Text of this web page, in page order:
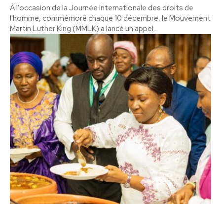
À l'occasion de la Journée internationale des droits de
l'homme, commémoré chaque 10 décembre, le Mouvement
Martin Luther King (MMLK) a lancé un appel...